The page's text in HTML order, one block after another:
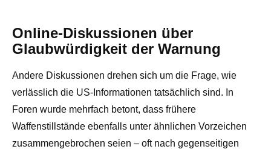
Online-Diskussionen über
Glaubwürdigkeit der Warnung
Andere Diskussionen drehen sich um die Frage, wie
verlässlich die US-Informationen tatsächlich sind. In
Foren wurde mehrfach betont, dass frühere
Waffenstillstände ebenfalls unter ähnlichen Vorzeichen
zusammengebrochen seien – oft nach gegenseitigen